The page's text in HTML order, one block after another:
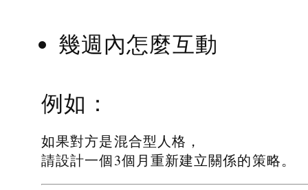
幾週內怎麼互動
例如：
如果對方是混合型人格，
請設計一個3個月重新建立關係的策略。